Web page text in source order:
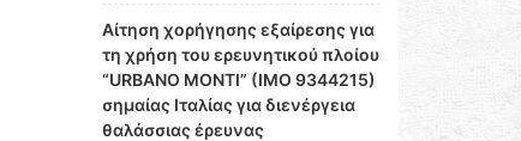
Αίτηση χορήγησης εξαίρεσης για
τη χρήση του ερευνητικού πλοίου
“URBANO MONTI” (IMO 9344215)
σημαίας Ιταλίας για διενέργεια
θαλάσσιας έρευνας